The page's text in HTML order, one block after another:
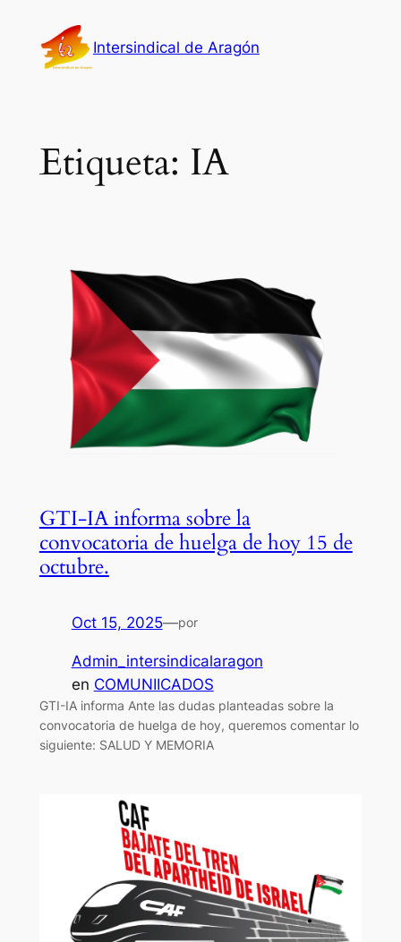
contenido
Intersindical de Aragón
Etiqueta: IA
GTI-IA informa sobre la
convocatoria de huelga de hoy 15 de
octubre.
Oct 15, 2025—por
Admin_intersindicalaragon
en COMUNIICADOS
GTI-IA informa Ante las dudas planteadas sobre la
convocatoria de huelga de hoy, queremos comentar lo
siguiente: SALUD Y MEMORIA